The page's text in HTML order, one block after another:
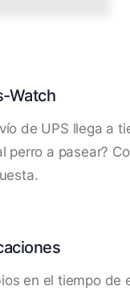
Watch
de UPS llega a
perro a pasear?
en el tiempo de